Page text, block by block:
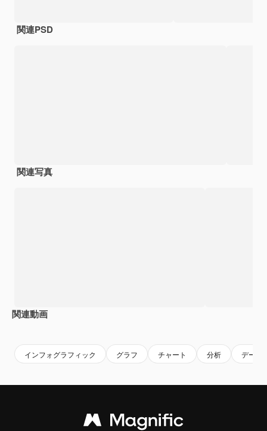
関連PSD
関連写真
関連動画
インフォグラフィック グラフ チャート 分析 データ